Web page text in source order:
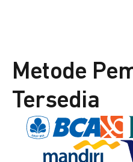
Metode
Tersedia